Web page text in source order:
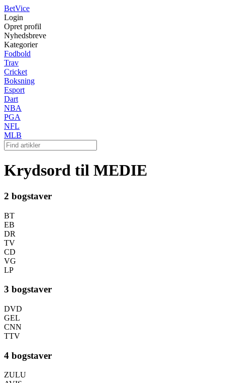
BetVice
Login
Opret profil
Nyhedsbreve
Kategorier
Fodbold
Trav
Cricket
Boksning
Esport
Dart
NBA
PGA
NFL
MLB
Krydsord til MEDIE
2 bogstaver
BT
EB
DR
TV
CD
VG
LP
3 bogstaver
DVD
GEL
CNN
TTV
4 bogstaver
ZULU